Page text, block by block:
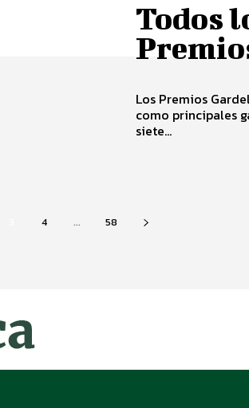
Todos
Los Premios
como principales
siete...
4 ... 58